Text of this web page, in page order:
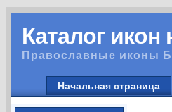
Каталог икон
Православные иконы
Начальная страница